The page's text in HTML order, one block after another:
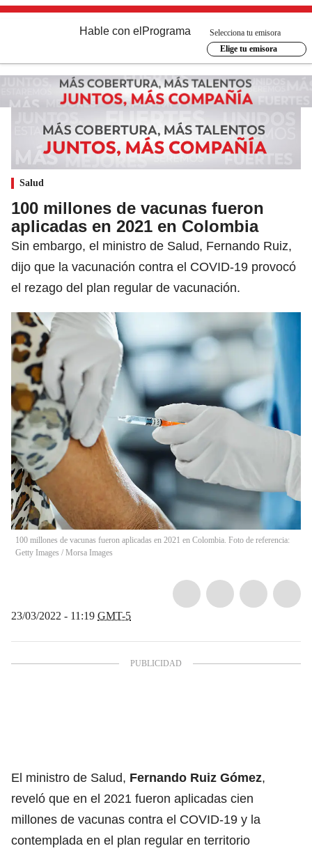
Hable con el Programa
Selecciona tu emisora
Elige tu emisora
Salud
100 millones de vacunas fueron
aplicadas en 2021 en Colombia
Sin embargo, el ministro de Salud, Fernando Ruiz,
dijo que la vacunación contra el COVID-19 provocó
el rezago del plan regular de vacunación.
100 millones de vacunas fueron aplicadas en 2021 en Colombia. Foto de referencia:
Getty Images / Morsa Images
23/03/2022 - 11:19 GMT-5
El ministro de Salud, Fernando Ruiz Gómez,
reveló que en el 2021 fueron aplicadas cien
millones de vacunas contra el COVID-19 y la
contemplada en el plan regular en territorio